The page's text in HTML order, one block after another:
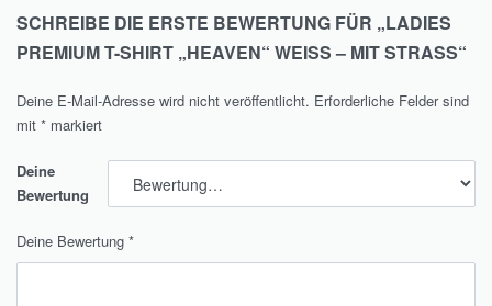
SCHREIBE DIE ERSTE BEWERTUNG FÜR „LADIES
PREMIUM T-SHIRT „HEAVEN“ WEISS – MIT STRASS“
Deine E-Mail-Adresse wird nicht veröffentlicht. Erforderliche Felder sind
mit * markiert
Deine
Bewertung
Deine Bewertung *